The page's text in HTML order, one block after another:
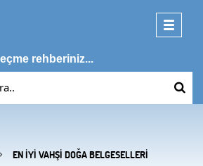
Toggle
rehberiniz...
EN İYI VAHŞI DOĞA BELGESELLERI